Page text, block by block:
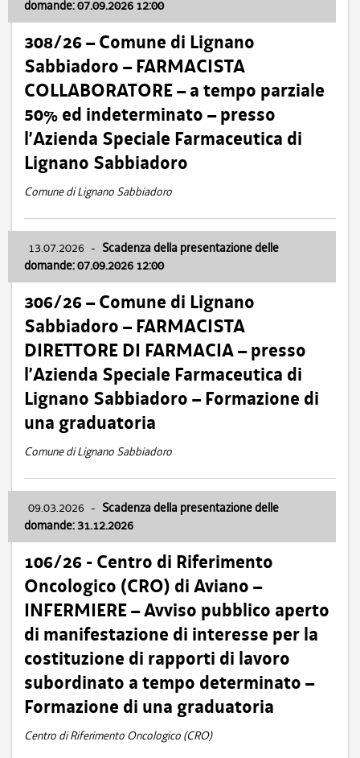
domande: 07.09.2026 12:00
308/26 – Comune di Lignano
Sabbiadoro – FARMACISTA
COLLABORATORE – a tempo parziale
50% ed indeterminato – presso
l’Azienda Speciale Farmaceutica di
Lignano Sabbiadoro
Comune di Lignano Sabbiadoro
13.07.2026 - Scadenza della presentazione delle
domande: 07.09.2026 12:00
306/26 – Comune di Lignano
Sabbiadoro – FARMACISTA
DIRETTORE DI FARMACIA – presso
l’Azienda Speciale Farmaceutica di
Lignano Sabbiadoro – Formazione di
una graduatoria
Comune di Lignano Sabbiadoro
09.03.2026 - Scadenza della presentazione delle
domande: 31.12.2026
106/26 - Centro di Riferimento
Oncologico (CRO) di Aviano –
INFERMIERE – Avviso pubblico aperto
di manifestazione di interesse per la
costituzione di rapporti di lavoro
subordinato a tempo determinato –
Formazione di una graduatoria
Centro di Riferimento Oncologico (CRO)